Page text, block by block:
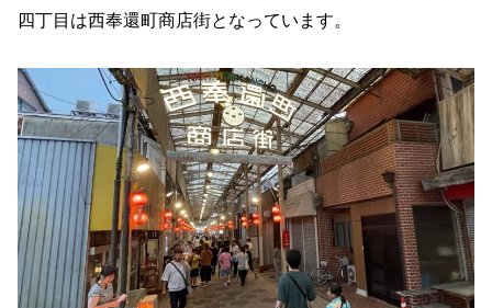
四丁目は西奉還町商店街となっています。